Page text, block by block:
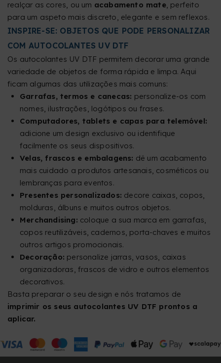
realçar as cores, ou um acabamento mate, perfeito
para um aspeto mais discreto, elegante e sem reflexos.
INSPIRE-SE: OBJETOS QUE PODE PERSONALIZAR
COM AUTOCOLANTES UV DTF
Os autocolantes UV DTF permitem decorar uma grande
variedade de objetos de forma rápida e limpa. Aqui
ficam algumas das utilizações mais comuns:
Garrafas, termos e canecas: personalize-os com
nomes, ilustrações, logótipos ou frases.
Computadores, tablets e capas para telemóvel:
adicione um design exclusivo ou identifique
facilmente os seus dispositivos.
Velas, frascos e embalagens: dê um acabamento
mais cuidado a produtos artesanais, cosméticos ou
lembranças para eventos.
Presentes personalizados: decore caixas, copos,
molduras, álbuns e muitos outros objetos.
Merchandising: coloque a sua marca em garrafas,
copos reutilizáveis, cadernos, porta-chaves e muitos
outros artigos promocionais.
Decoração: personalize jarras, vasos, caixas
organizadoras, frascos de vidro e outros elementos
decorativos.
Basta preparar o seu design e nós tratamos de
imprimir os seus autocolantes UV DTF prontos a
aplicar.